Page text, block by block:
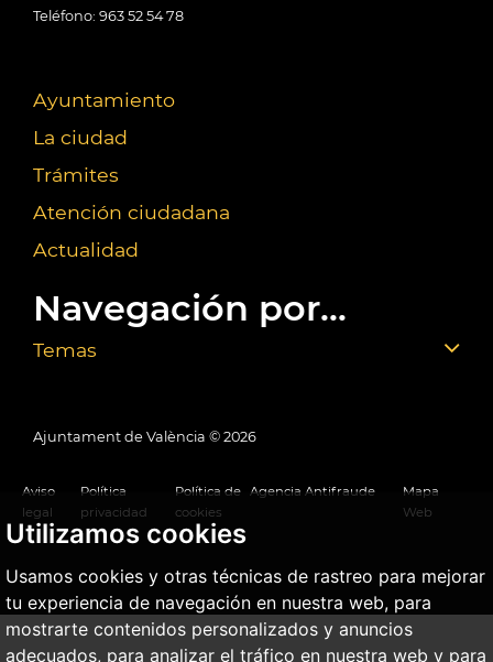
Utilizamos cookies
Usamos cookies y otras técnicas de rastreo para mejorar
tu experiencia de navegación en nuestra web, para
mostrarte contenidos personalizados y anuncios
adecuados, para analizar el tráfico en nuestra web y para
Teléfono: 963 52 54 78
Ayuntamiento
La ciudad
Trámites
Atención ciudadana
Actualidad
Navegación por...
Temas
Ajuntament de València © 2026
Aviso
legal
Política
privacidad
Política de
cookies
Agencia Antifraude
Mapa
Web